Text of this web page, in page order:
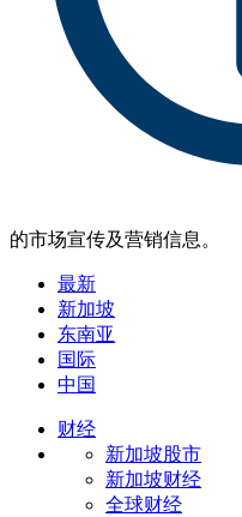
的市场宣传及营销信息。
最新
新加坡
东南亚
国际
中国
财经
新加坡股市
新加坡财经
全球财经